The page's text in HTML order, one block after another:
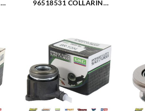
96518531 COLLARIN